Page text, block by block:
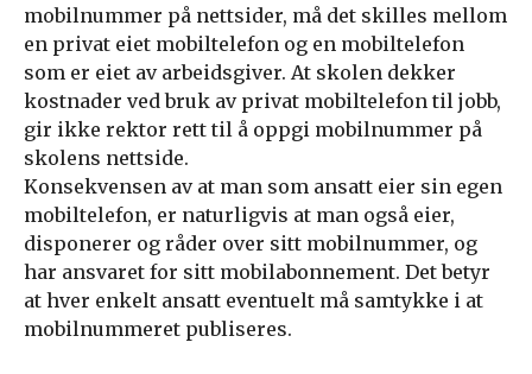
mobilnummer på nettsider, må det skilles mellom
en privat eiet mobiltelefon og en mobiltelefon
som er eiet av arbeidsgiver. At skolen dekker
kostnader ved bruk av privat mobiltelefon til jobb,
gir ikke rektor rett til å oppgi mobilnummer på
skolens nettside.
Konsekvensen av at man som ansatt eier sin egen
mobiltelefon, er naturligvis at man også eier,
disponerer og råder over sitt mobilnummer, og
har ansvaret for sitt mobilabonnement. Det betyr
at hver enkelt ansatt eventuelt må samtykke i at
mobilnummeret publiseres.